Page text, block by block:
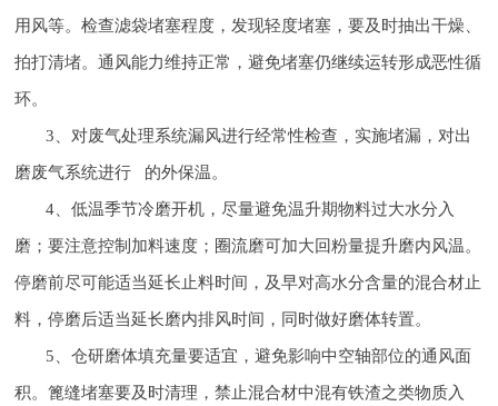
用风等。检查滤袋堵塞程度，发现轻度堵塞，要及时抽出干燥、
拍打清堵。通风能力维持正常，避免堵塞仍继续运转形成恶性循
环。
3、对废气处理系统漏风进行经常性检查，实施堵漏，对出
磨废气系统进行 的外保温。
4、低温季节冷磨开机，尽量避免温升期物料过大水分入
磨；要注意控制加料速度；圈流磨可加大回粉量提升磨内风温。
停磨前尽可能适当延长止料时间，及早对高水分含量的混合材止
料，停磨后适当延长磨内排风时间，同时做好磨体转置。
5、仓研磨体填充量要适宜，避免影响中空轴部位的通风面
积。篦缝堵塞要及时清理，禁止混合材中混有铁渣之类物质入